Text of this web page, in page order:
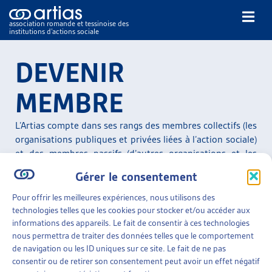
Gérer le consentement
Pour offrir les meilleures expériences, nous utilisons des
technologies telles que les cookies pour stocker et/ou accéder aux
informations des appareils. Le fait de consentir à ces technologies
nous permettra de traiter des données telles que le comportement
de navigation ou les ID uniques sur ce site. Le fait de ne pas
consentir ou de retirer son consentement peut avoir un effet négatif
association romande et tessinoise des
institutions d’actions sociale
NOS PUBLICATIONS
DOSSIERS DU MOIS
VEILLE
RESSOURCES
THÉMATIQUES
GUIDE SOCIAL ROMAND
AUTRES
DEVENIR
MEMBRE
L’Artias compte dans ses rangs des membres collectifs (les
organisations publiques et privées liées à l’action sociale)
et des membres passifs (d’autres organisations et les
membres individuels).
L’Artias a signé avec la Conférence suisse des institutions
d’action sociale (CSIAS) une nouvelleconvention de
collaborationqui remplace celle de2007 . Elle est entrée
en vigueur le 1er janvier 2014. Les membres de l’Artias
sont toujours automatiquement membres de la CSIAS
sans augmentation de cotisation.